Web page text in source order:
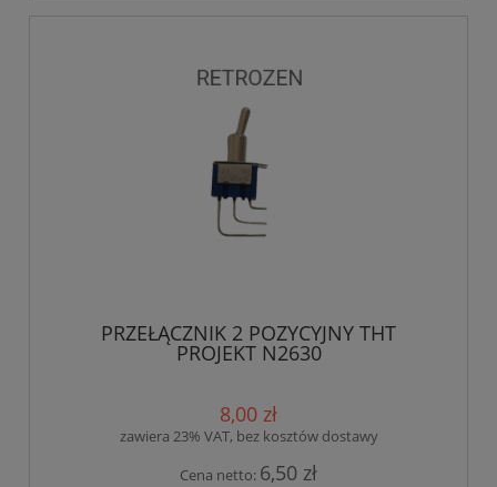
PRZEŁĄCZNIK 2 POZYCYJNY THT
PROJEKT N2630
8,00 zł
zawiera 23% VAT, bez kosztów dostawy
Cena netto: 6,50 zł